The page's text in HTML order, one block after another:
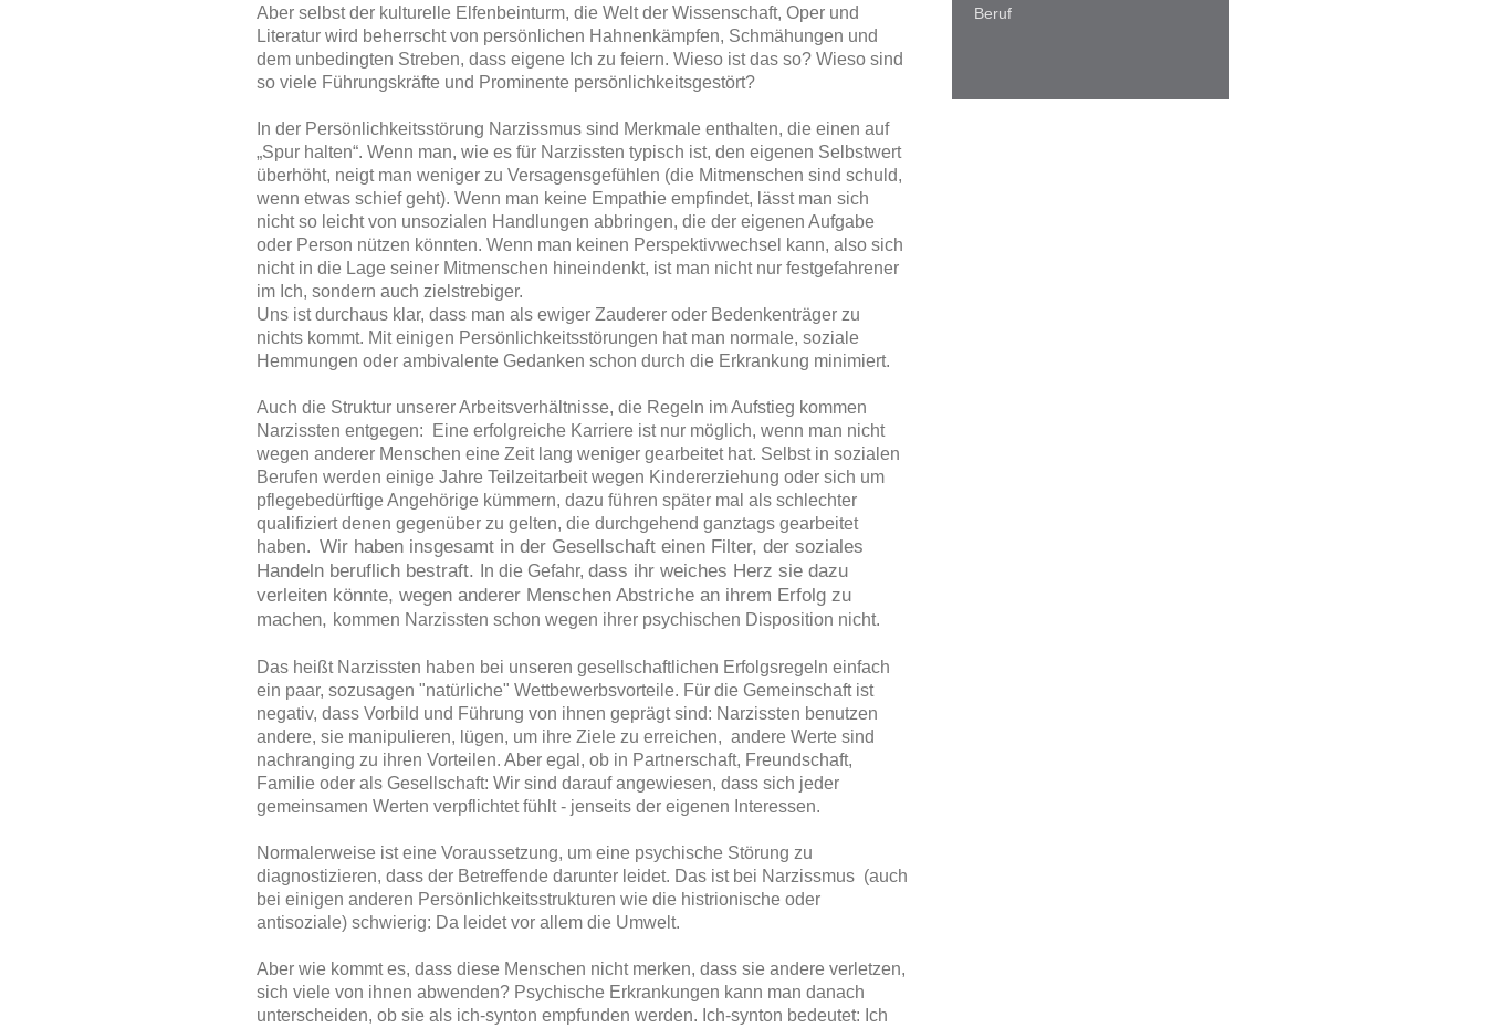
Aber selbst der kulturelle Elfenbeinturm, die Welt der Wissenschaft, Oper und
Literatur wird beherrscht von persönlichen Hahnenkämpfen, Schmähungen und
dem unbedingten Streben, dass eigene Ich zu feiern. Wieso ist das so? Wieso sind
so viele Führungskräfte und Prominente persönlichkeitsgestört?
In der Persönlichkeitsstörung Narzissmus sind Merkmale enthalten, die einen auf
„Spur halten“. Wenn man, wie es für Narzissten typisch ist, den eigenen Selbstwert
überhöht, neigt man weniger zu Versagensgefühlen (die Mitmenschen sind schuld,
wenn etwas schief geht). Wenn man keine Empathie empfindet, lässt man sich
nicht so leicht von unsozialen Handlungen abbringen, die der eigenen Aufgabe
oder Person nützen könnten. Wenn man keinen Perspektivwechsel kann, also sich
nicht in die Lage seiner Mitmenschen hineindenkt, ist man nicht nur festgefahrener
im Ich, sondern auch zielstrebiger.
Uns ist durchaus klar, dass man als ewiger Zauderer oder Bedenkenträger zu
nichts kommt. Mit einigen Persönlichkeitsstörungen hat man normale, soziale
Hemmungen oder ambivalente Gedanken schon durch die Erkrankung minimiert.
Auch die Struktur unserer Arbeitsverhältnisse, die Regeln im Aufstieg kommen
Narzissten entgegen: Eine erfolgreiche Karriere ist nur möglich, wenn man nicht
wegen anderer Menschen eine Zeit lang weniger gearbeitet hat. Selbst in sozialen
Berufen werden einige Jahre Teilzeitarbeit wegen Kindererziehung oder sich um
pflegebedürftige Angehörige kümmern, dazu führen später mal als schlechter
qualifiziert denen gegenüber zu gelten, die durchgehend ganztags gearbeitet
haben. Wir haben insgesamt in der Gesellschaft einen Filter, der soziales
Handeln beruflich bestraft.
In die Gefahr, dass ihr weiches Herz sie dazu
verleiten könnte, wegen anderer Menschen Abstriche an ihrem Erfolg zu
machen, kommen Narzissten schon wegen ihrer psychischen Disposition nicht.
Das heißt Narzissten haben bei unseren gesellschaftlichen Erfolgsregeln einfach
ein paar, sozusagen "natürliche" Wettbewerbsvorteile. Für die Gemeinschaft ist
negativ, dass Vorbild und Führung von ihnen geprägt sind: Narzissten benutzen
andere, sie manipulieren, lügen, um ihre Ziele zu erreichen, andere Werte sind
nachranging zu ihren Vorteilen. Aber egal, ob in Partnerschaft, Freundschaft,
Familie oder als Gesellschaft: Wir sind darauf angewiesen, dass sich jeder
gemeinsamen Werten verpflichtet fühlt - jenseits der eigenen Interessen.
Normalerweise ist eine Voraussetzung, um eine psychische Störung zu
diagnostizieren, dass der Betreffende darunter leidet. Das ist bei Narzissmus (auch
bei einigen anderen Persönlichkeitsstrukturen wie die histrionische oder
antisoziale) schwierig: Da leidet vor allem die Umwelt.
Aber wie kommt es, dass diese Menschen nicht merken, dass sie andere verletzen,
sich viele von ihnen abwenden? Psychische Erkrankungen kann man danach
unterscheiden, ob sie als ich-synton empfunden werden. Ich-synton bedeutet: Ich
Beruf